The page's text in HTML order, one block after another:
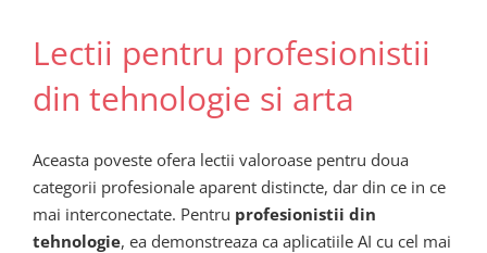
Lectii pentru profesionistii
din tehnologie si arta
Aceasta poveste ofera lectii valoroase pentru doua
categorii profesionale aparent distincte, dar din ce in ce
mai interconectate. Pentru profesionistii din
tehnologie, ea demonstreaza ca aplicatiile AI cu cel mai